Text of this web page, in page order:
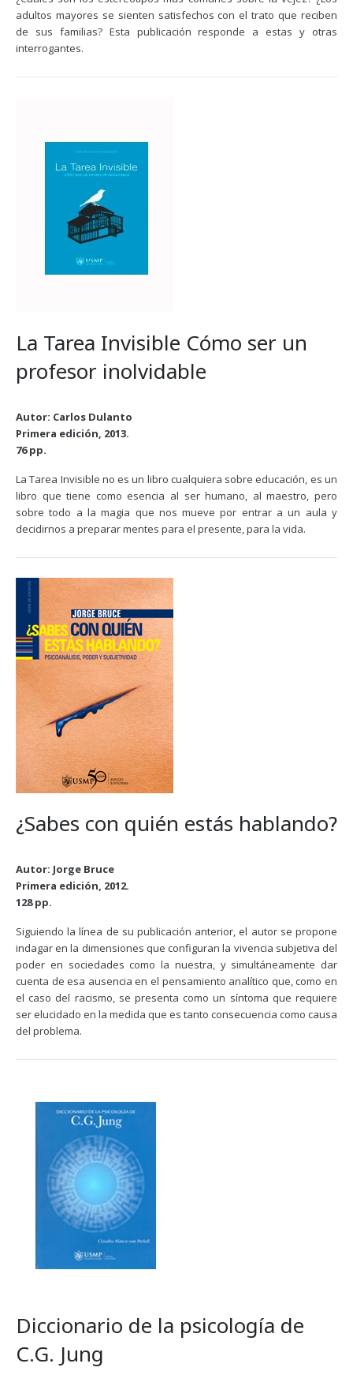
adultos mayores se sienten satisfechos con el trato que reciben
de sus familias? Esta publicación responde a estas y otras
interrogantes.
La Tarea Invisible Cómo ser un
profesor inolvidable
Autor: Carlos Dulanto
Primera edición, 2013.
76 pp.
La Tarea Invisible no es un libro cualquiera sobre educación, es un
libro que tiene como esencia al ser humano, al maestro, pero
sobre todo a la magia que nos mueve por entrar a un aula y
decidirnos a preparar mentes para el presente, para la vida.
¿Sabes con quién estás hablando?
Autor: Jorge Bruce
Primera edición, 2012.
128 pp.
Siguiendo la línea de su publicación anterior, el autor se propone
indagar en la dimensiones que configuran la vivencia subjetiva del
poder en sociedades como la nuestra, y simultáneamente dar
cuenta de esa ausencia en el pensamiento analítico que, como en
el caso del racismo, se presenta como un síntoma que requiere
ser elucidado en la medida que es tanto consecuencia como causa
del problema.
Diccionario de la psicología de
C.G. Jung